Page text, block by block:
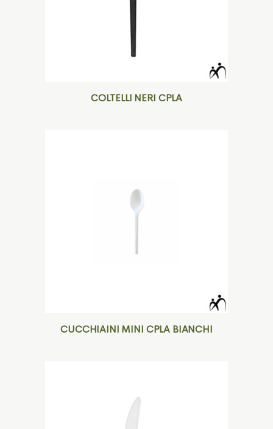
COLTELLI NERI CPLA
CUCCHIAINI MINI CPLA BIANCHI